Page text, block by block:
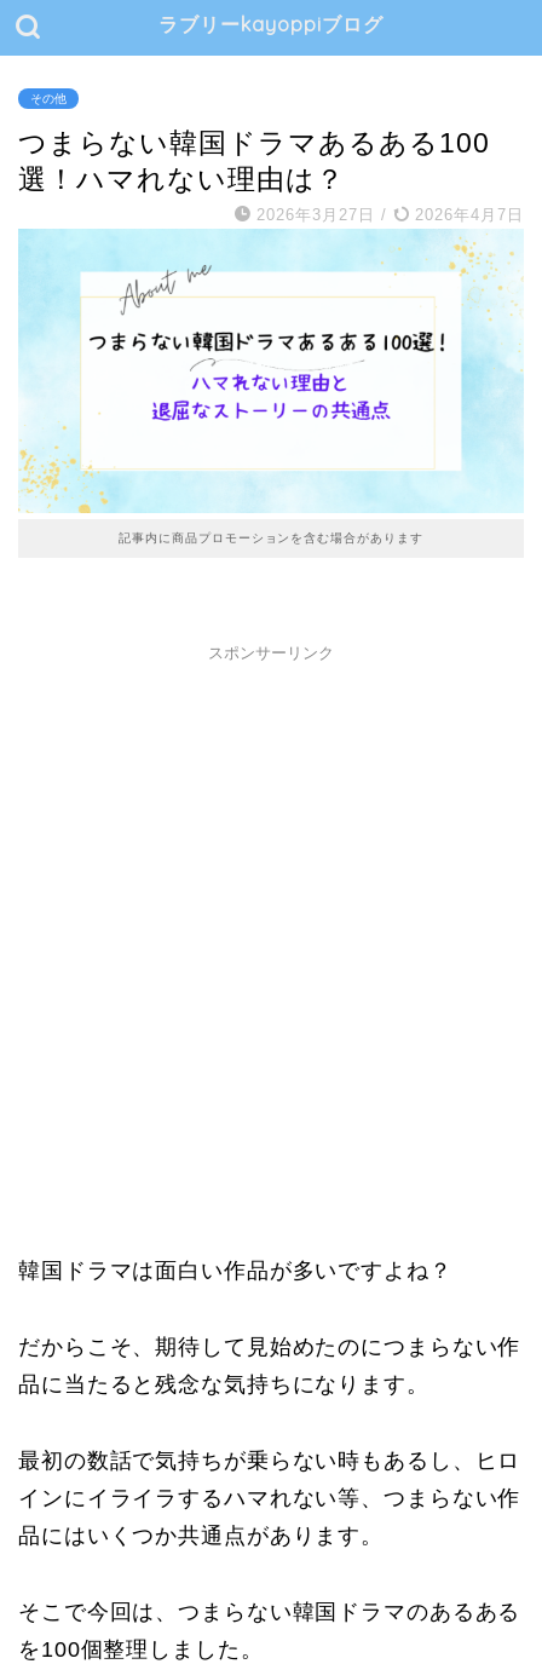
ラブリーkayoppiブログ
その他
つまらない韓国ドラマあるある100
選！ハマれない理由は？
2026年3月27日 / 2026年4月7日
記事内に商品プロモーションを含む場合があります
スポンサーリンク
韓国ドラマは面白い作品が多いですよね？
だからこそ、期待して見始めたのにつまらない作
品に当たると残念な気持ちになります。
最初の数話で気持ちが乗らない時もあるし、ヒロ
インにイライラするハマれない等、つまらない作
品にはいくつか共通点があります。
そこで今回は、つまらない韓国ドラマのあるある
を100個整理しました。